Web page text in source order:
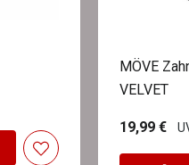
MÖVE
VELVET
19,99 €